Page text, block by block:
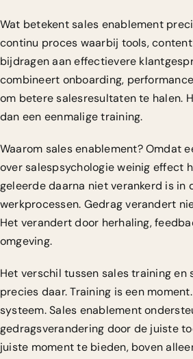
Wat betekent sales enablement
continu proces waarbij tools,
bijdragen aan effectievere
combineert onboarding,
om betere salesresultaten te halen.
dan een eenmalige training.
Waarom sales enablement? Omdat
over salespsychologie weinig effect
geleerde daarna niet verankerd is in
werkprocessen. Gedrag verandert
Het verandert door herhaling,
omgeving.
Het verschil tussen sales training en
precies daar. Training is een
systeem.Sales enablement
gedragsverandering door de juiste
juiste moment te bieden, boven